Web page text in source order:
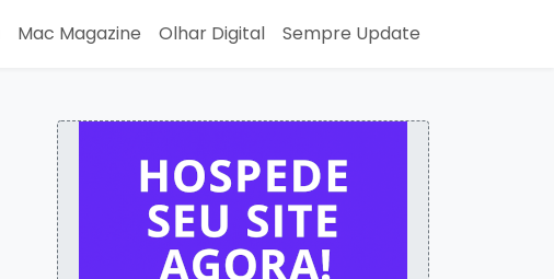
Mac Magazine Olhar Digital Sempre Update